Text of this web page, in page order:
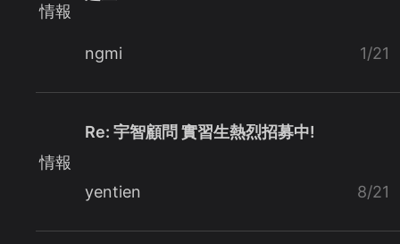
情報
ngmi 1/21
情報
Re: 宇智顧問 實習生熱烈招募中!
yentien 8/21